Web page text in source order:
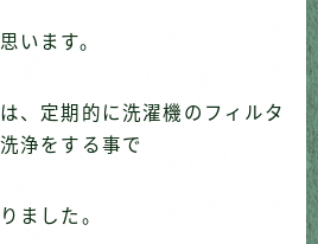
います。
、定期的に洗濯機のフィルタ
浄をする事で
ました。